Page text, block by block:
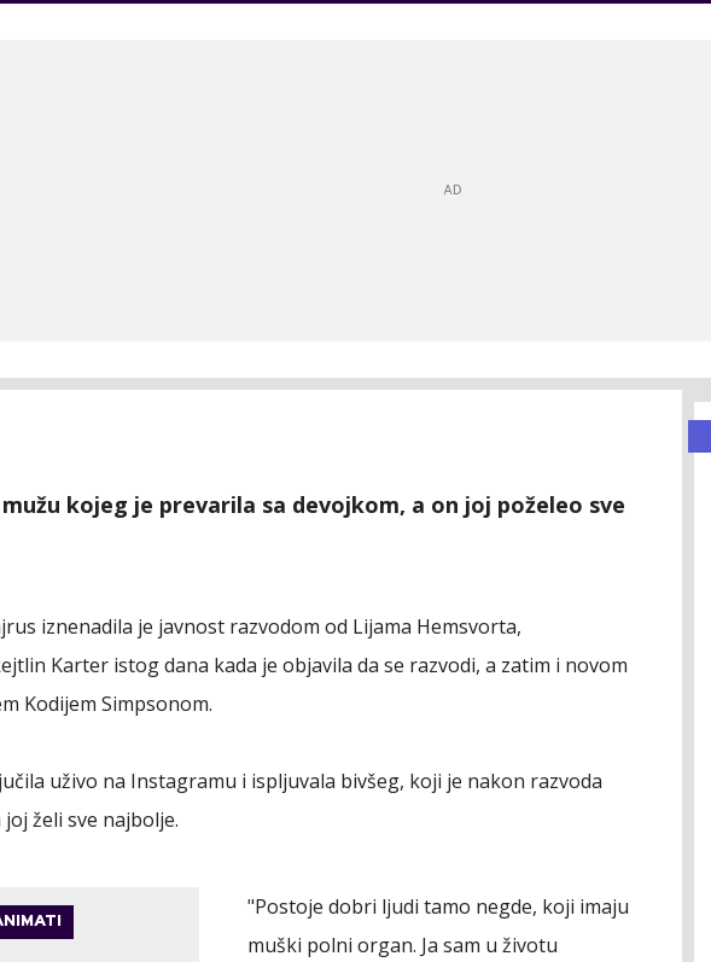
kojeg je prevarila sa devojkom, a on joj poželeo sve
iznenadila je javnost razvodom od Lijama Hemsvorta,
Karter istog dana kada je objavila da se razvodi, a zatim i novom
Kodijem Simpsonom.
uživo na Instagramu i ispljuvala bivšeg, koji je nakon razvoda
želi sve najbolje.
"Postoje dobri ljudi tamo negde, koji imaju
muški polni organ. Ja sam u životu